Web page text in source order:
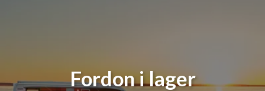
Fordon i lager